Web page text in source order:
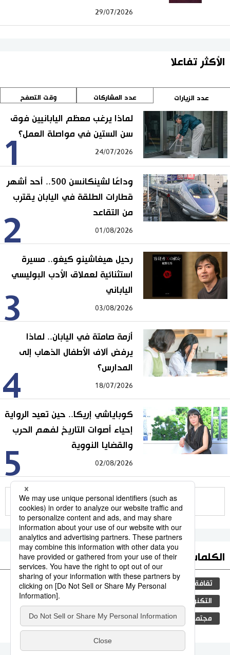
29/07/2026
الأكثر تفاعلا
عدد الزيارات عدد المشاركات وقت التصفح
1
لماذا يرغب معظم اليابانيين فوق
سن الستين في مواصلة العمل؟
24/07/2026
2
وداعًا لشينكانسن 500.. أحد أشهر
قطارات الطلقة في اليابان يقترب
من التقاعد
01/08/2026
3
رحيل هيغاشينو كيغو.. مسيرة
استثنائية لعملاق الأدب البوليسي
الياباني
03/08/2026
4
أزمة صامتة في اليابان.. لماذا
يرفض آلاف الأطفال الذهاب إلى
المدارس؟
18/07/2026
5
كوباياشي إريكا.. حين تعيد الرواية
إحياء أصوات التاريخ لفهم الحرب
والقضايا النووية
02/08/2026
للمزيد
الكلمات الأكثر بحثا
ثقافة المطبخ الياباني جيجي برس اليابان
التكنولوجيا الحياة البرية
مجتمع التعليم الياباني